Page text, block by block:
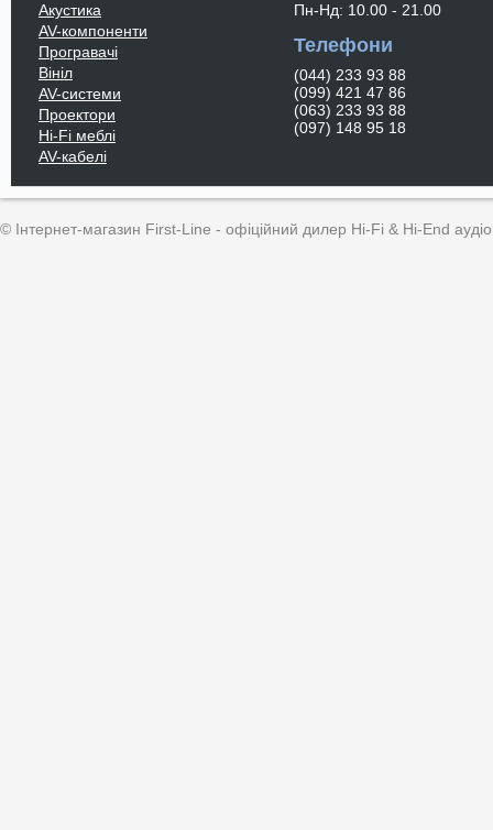
Акустика
AV-компоненти
Програвачі
Вініл
AV-системи
Проектори
Hi-Fi меблі
AV-кабелі
Пн-Нд: 10.00 - 21.00
Телефони
(044) 233 93 88
(099) 421 47 86
(063) 233 93 88
(097) 148 95 18
© Інтернет-магазин First-Line - офіційний дилер Hi-Fi & Hi-End